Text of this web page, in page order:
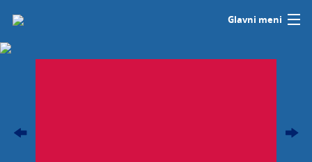
Glavni meni